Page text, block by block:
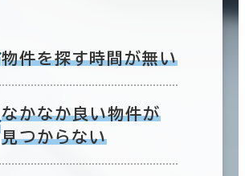
物件を探す時間が無い
なかなか良い物件が
見つからない